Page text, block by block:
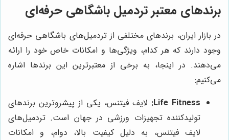
برندهای معتبر تردمیل باشگاهی حرفه‌ای
در بازار ایران، برندهای مختلفی از تردمیل‌های باشگاهی حرفه‌ای
وجود دارند که هر کدام، ویژگی‌ها و امکانات خاص خود را ارائه
می‌دهند. در اینجا، به برخی از معتبرترین این برندها اشاره
می‌کنیم:
Life Fitness: لایف فیتنس، یکی از پیشروترین برندهای
تولیدکننده تجهیزات ورزشی در جهان است. تردمیل‌های
لایف فیتنس، به دلیل کیفیت بالا، دوام، و امکانات